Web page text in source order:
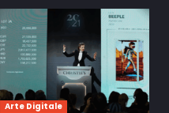
Arte Digitale